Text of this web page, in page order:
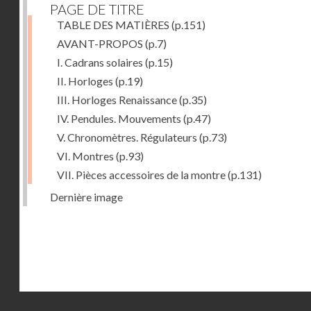
PAGE DE TITRE
TABLE DES MATIÈRES (p.151)
AVANT-PROPOS (p.7)
I. Cadrans solaires (p.15)
II. Horloges (p.19)
III. Horloges Renaissance(p.35)
IV. Pendules. Mouvements (p.47)
V. Chronomètres. Régulateurs (p.73)
VI. Montres (p.93)
VII. Pièces accessoires de la montre(p.131)
Dernière image